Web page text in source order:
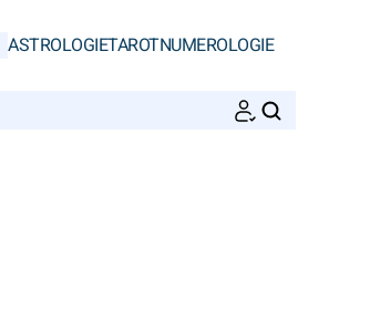
ASTROLOGIETAROTNUMEROLOGIE